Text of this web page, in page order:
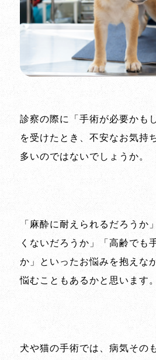
診察の際に「手術が必要かも
を受けたとき、不安なお気持
多いのではないでしょうか。
「麻酔に耐えられるだろうか
くないだろうか」「高齢でも
か」といったお悩みを抱えな
悩むこともあるかと思います。
犬や猫の手術では、病気その